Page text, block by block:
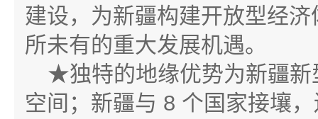
建设，为新疆构建开放型经
所未有的重大发展机遇。
★独特的地缘优势为新疆新
空间；新疆与 8 个国家接壤